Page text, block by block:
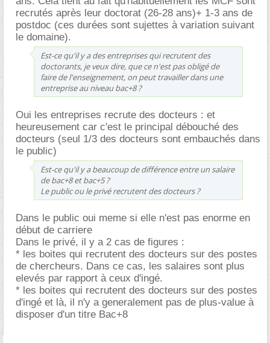
recrutés après leur doctorat (26-28 ans)+ 1-3 ans de
postdoc (ces durées sont sujettes à variation suivant
le domaine).
Est-ce qu'il y a des entreprises qui recrutent des
doctorants, je veux dire, que ce n'est pas obligé de
faire de l'enseignement, on peut travailler dans une
entreprise au niveau bac+8 ?
Oui les entreprises recrute des docteurs : et
heureusement car c'est le principal débouché des
docteurs (seul 1/3 des docteurs sont embauchés dans
le public)
Est-ce qu'il y a beaucoup de différence entre un salaire
de bac+8 et bac+5 ?
Le public ou le privé recrutent des docteurs ?
Dans le public oui meme si elle n'est pas enorme en
début de carriere
Dans le privé, il y a 2 cas de figures :
* les boites qui recrutent des docteurs sur des postes
de chercheurs. Dans ce cas, les salaires sont plus
elevés par rapport à ceux d'ingé.
* les boites qui recrutent des docteurs sur des postes
d'ingé et là, il n'y a generalement pas de plus-value à
disposer d'un titre Bac+8